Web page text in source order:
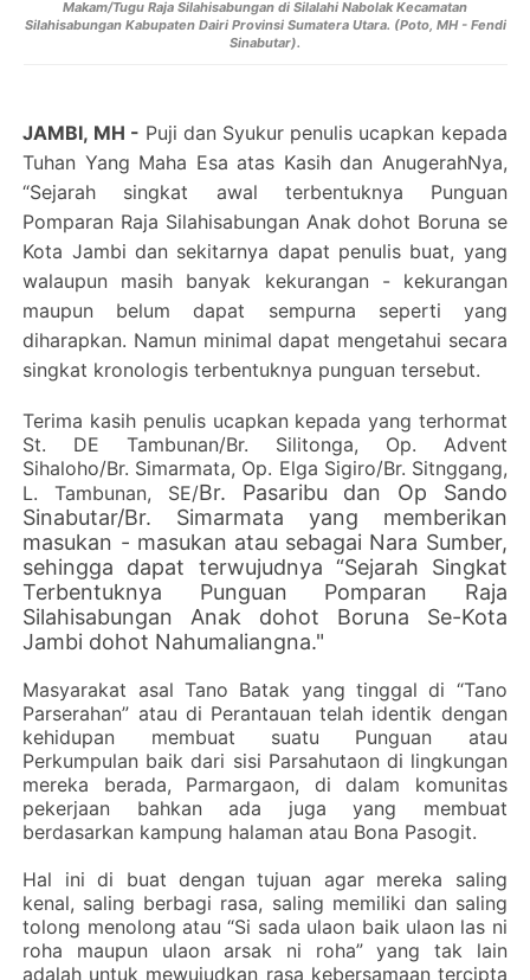
Makam/Tugu Raja Silahisabungan di Silalahi Nabolak Kecamatan
Silahisabungan Kabupaten Dairi Provinsi Sumatera Utara. (Poto, MH - Fendi
Sinabutar).
JAMBI, MH - Puji dan Syukur penulis ucapkan kepada
Tuhan Yang Maha Esa atas Kasih dan AnugerahNya,
“Sejarah singkat awal terbentuknya Punguan
Pomparan Raja Silahisabungan Anak dohot Boruna se
Kota Jambi dan sekitarnya dapat penulis buat, yang
walaupun masih banyak kekurangan - kekurangan
maupun belum dapat sempurna seperti yang
diharapkan. Namun minimal dapat mengetahui secara
singkat kronologis terbentuknya punguan tersebut.
Terima kasih penulis ucapkan kepada yang terhormat
St. DE Tambunan/Br. Silitonga, Op. Advent
Sihaloho/Br. Simarmata, Op. Elga Sigiro/Br. Sitnggang,
L. Tambunan, SE/Br. Pasaribu dan Op Sando
Sinabutar/Br. Simarmata yang memberikan
masukan - masukan atau sebagai Nara Sumber,
sehingga dapat terwujudnya “Sejarah Singkat
Terbentuknya Punguan Pomparan Raja
Silahisabungan Anak dohot Boruna Se-Kota
Jambi dohot Nahumaliangna."
Masyarakat asal Tano Batak yang tinggal di “Tano
Parserahan” atau di Perantauan telah identik dengan
kehidupan membuat suatu Punguan atau
Perkumpulan baik dari sisi Parsahutaon di lingkungan
mereka berada, Parmargaon, di dalam komunitas
pekerjaan bahkan ada juga yang membuat
berdasarkan kampung halaman atau Bona Pasogit.
Hal ini di buat dengan tujuan agar mereka saling
kenal, saling berbagi rasa, saling memiliki dan saling
tolong menolong atau “Si sada ulaon baik ulaon las ni
roha maupun ulaon arsak ni roha” yang tak lain
adalah untuk mewujudkan rasa kebersamaan tercipta